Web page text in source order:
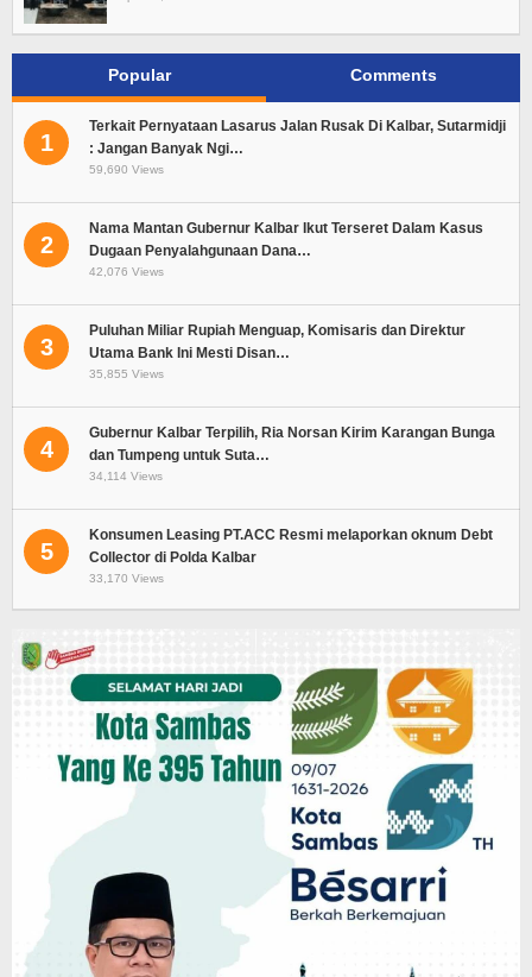
Popular Comments
1
Terkait Pernyataan Lasarus Jalan Rusak Di Kalbar, Sutarmidji
: Jangan Banyak Ngi…
59,690 Views
2
Nama Mantan Gubernur Kalbar Ikut Terseret Dalam Kasus
Dugaan Penyalahgunaan Dana…
42,076 Views
3
Puluhan Miliar Rupiah Menguap, Komisaris dan Direktur
Utama Bank Ini Mesti Disan…
35,855 Views
4
Gubernur Kalbar Terpilih, Ria Norsan Kirim Karangan Bunga
dan Tumpeng untuk Suta…
34,114 Views
5
Konsumen Leasing PT.ACC Resmi melaporkan oknum Debt
Collector di Polda Kalbar
33,170 Views